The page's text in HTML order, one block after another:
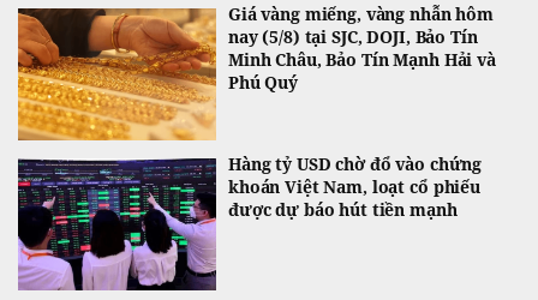
Giá vàng miếng, vàng nhẫn hôm
nay (5/8) tại SJC, DOJI, Bảo Tín
Minh Châu, Bảo Tín Mạnh Hải và
Phú Quý
Hàng tỷ USD chờ đổ vào chứng
khoán Việt Nam, loạt cổ phiếu
được dự báo hút tiền mạnh